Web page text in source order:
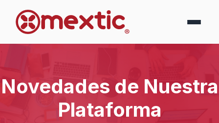
Novedades de Nuestra
Plataforma